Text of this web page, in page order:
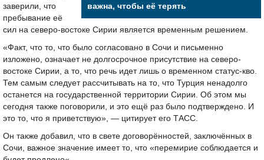
важна, чтобы её терять
заверили, что
пребывание её
сил на северо-востоке Сирии является временным решением.
«Факт, что то, что было согласовано в Сочи и письменно
изложено, означает не долгосрочное присутствие на северо-
востоке Сирии, а то, что речь идет лишь о временном статус-кво.
Тем самым следует рассчитывать на то, что Турция ненадолго
останется на государственной территории Сирии. Об этом мы
сегодня также поговорили, и это ещё раз было подтверждено. И
это то, что я приветствую», — цитирует его ТАСС.
Он также добавил, что в свете договорённостей, заключённых в
Сочи, важное значение имеет то, что «перемирие соблюдается и